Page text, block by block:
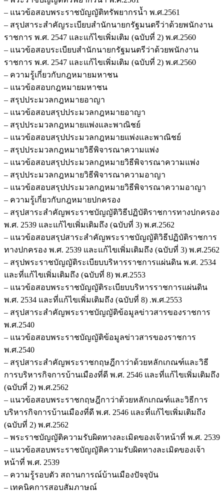
– แนวข้อสอบพระราชบัญญัติทรัพยากรน้ำ พ.ศ.2561
– สรุปสาระสำคัญระเบียบสำนักนายกรัฐมนตรีว่าด้วยพนักงาน
ราชการ พ.ศ. 2547 และแก้ไขเพิ่มเติม (ฉบับที่ 2) พ.ศ.2560
– แนวข้อสอบระเบียบสำนักนายกรัฐมนตรีว่าด้วยพนักงาน
ราชการ พ.ศ. 2547 และแก้ไขเพิ่มเติม (ฉบับที่ 2) พ.ศ.2560
– ความรู้เกี่ยวกับกฎหมายมหาชน
– แนวข้อสอบกฎหมายมหาชน
– สรุปประมวลกฎหมายอาญา
– แนวข้อสอบสรุปประมวลกฎหมายอาญา
– สรุปประมวลกฎหมายแพ่งและพาณิชย์
– แนวข้อสอบสรุปประมวลกฎหมายแพ่งและพาณิชย์
– สรุปประมวลกฎหมายวิธีพิจารณาความแพ่ง
– แนวข้อสอบสรุปประมวลกฎหมายวิธีพิจารณาความแพ่ง
– สรุปประมวลกฎหมายวิธีพิจารณาความอาญา
– แนวข้อสอบสรุปประมวลกฎหมายวิธีพิจารณาความอาญา
– ความรู้เกี่ยวกับกฎหมายปกครอง
– สรุปสาระสำคัญพระราชบัญญัติวิธีปฏิบัติราชการทางปกครอง
พ.ศ. 2539 และแก้ไขเพิ่มเติมถึง (ฉบับที่ 3) พ.ศ.2562
– แนวข้อสอบสรุปสาระสำคัญพระราชบัญญัติวิธีปฏิบัติราชการ
ทางปกครอง พ.ศ. 2539 และแก้ไขเพิ่มเติมถึง (ฉบับที่ 3) พ.ศ.2562
– สรุปพระราชบัญญัติระเบียบบริหารราชการแผ่นดิน พ.ศ. 2534
และที่แก้ไขเพิ่มเติมถึง (ฉบับที่ 8) พ.ศ.2553
– แนวข้อสอบพระราชบัญญัติระเบียบบริหารราชการแผ่นดิน
พ.ศ. 2534 และที่แก้ไขเพิ่มเติมถึง (ฉบับที่ 8) .พ.ศ.2553
– สรุปสาระสำคัญพระราชบัญญัติข้อมูลข่าวสารของราชการ
พ.ศ.2540
– แนวข้อสอบพระราชบัญญัติข้อมูลข่าวสารของราชการ
พ.ศ.2540
– สรุปสาระสำคัญพระราชกฤษฎีกาว่าด้วยหลักเกณฑ์และวิธี
การบริหารกิจการบ้านเมืองที่ดี พ.ศ. 2546 และที่แก้ไขเพิ่มเติมถึง
(ฉบับที่ 2) พ.ศ.2562
– แนวข้อสอบพระราชกฤษฎีกาว่าด้วยหลักเกณฑ์และวิธีการ
บริหารกิจการบ้านเมืองที่ดี พ.ศ. 2546 และที่แก้ไขเพิ่มเติมถึง
(ฉบับที่ 2) พ.ศ.2562
– พระราชบัญญัติความรับผิดทางละเมิดของเจ้าหน้าที่ พ.ศ. 2539
– แนวข้อสอบพระราชบัญญัติความรับผิดทางละเมิดของเจ้า
หน้าที่ พ.ศ. 2539
– ความรู้รอบตัว สถานการณ์บ้านเมืองปัจจุบัน
– เทคนิคการสอบสัมภาษณ์